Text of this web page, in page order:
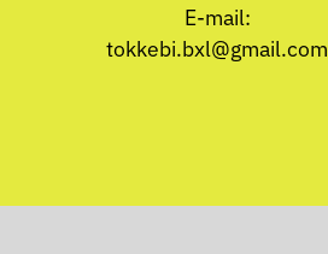
E-mail:
tokkebi.bxl@gmail.com